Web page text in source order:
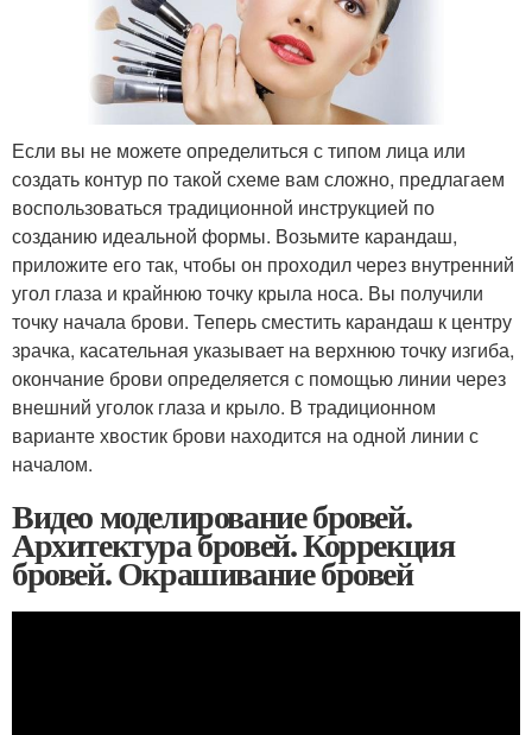
Если вы не можете определиться с типом лица или
создать контур по такой схеме вам сложно, предлагаем
воспользоваться традиционной инструкцией по
созданию идеальной формы. Возьмите карандаш,
приложите его так, чтобы он проходил через внутренний
угол глаза и крайнюю точку крыла носа. Вы получили
точку начала брови. Теперь сместить карандаш к центру
зрачка, касательная указывает на верхнюю точку изгиба,
окончание брови определяется с помощью линии через
внешний уголок глаза и крыло. В традиционном
варианте хвостик брови находится на одной линии с
началом.
Видео моделирование бровей.
Архитектура бровей. Коррекция
бровей. Окрашивание бровей